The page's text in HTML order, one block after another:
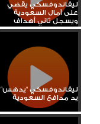
ليفاندوفسكي يقضي
على آمال السعودية
ويسجل ثاني أهداف
بولندا
ليفاندوفسكي "يدهس"
يد مدافع السعودية